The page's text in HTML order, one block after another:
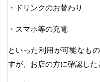
・ドリンクのお替わり
・スマホ等の充電
といった利用が可能なも
すが、お店の方に確認した